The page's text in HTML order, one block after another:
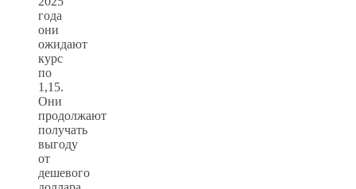
года
они
ожидают
курс
по
1,15.
Они
продолжают
получать
выгоду
от
дешевого